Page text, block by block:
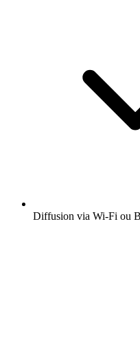
Diffusion via Wi-Fi ou